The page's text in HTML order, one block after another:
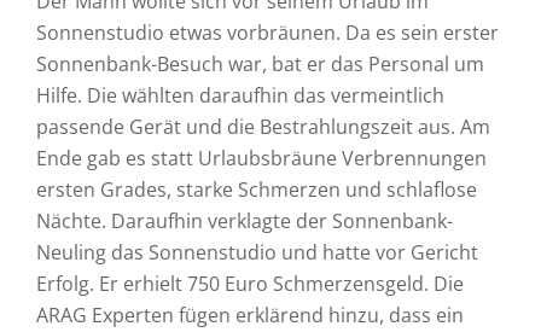
Sonnenstudio etwas vorbräunen. Da es sein erster
Sonnenbank-Besuch war, bat er das Personal um
Hilfe. Die wählten daraufhin das vermeintlich
passende Gerät und die Bestrahlungszeit aus. Am
Ende gab es statt Urlaubsbräune Verbrennungen
ersten Grades, starke Schmerzen und schlaflose
Nächte. Daraufhin verklagte der Sonnenbank-
Neuling das Sonnenstudio und hatte vor Gericht
Erfolg. Er erhielt 750 Euro Schmerzensgeld. Die
ARAG Experten fügen erklärend hinzu, dass ein